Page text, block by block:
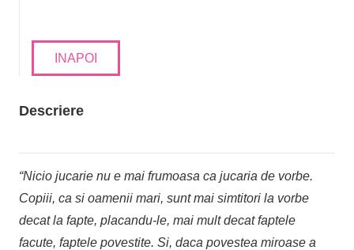
INAPOI
Descriere
“Nicio jucarie nu e mai frumoasa ca jucaria de vorbe.
Copiii, ca si oamenii mari, sunt mai simtitori la vorbe
decat la fapte, placandu-le, mai mult decat faptele
facute, faptele povestite. Si, daca povestea miroase a